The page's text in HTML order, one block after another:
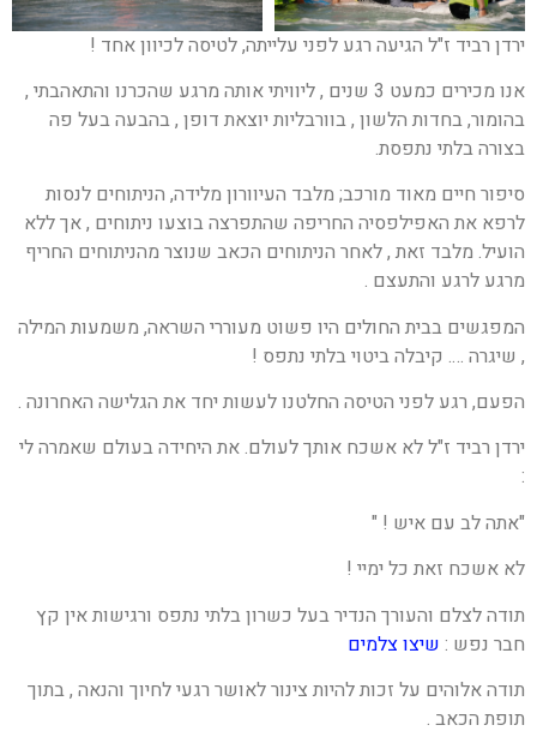
ירדן רביד ז"ל הגיעה רגע לפני עלייתה, לטיסה לכיוון אחד !
אנו מכירים כמעט 3 שנים , ליוויתי אותה מרגע שהכרנו והתאהבתי ,
בהומור, בחדות הלשון , בוורבליות יוצאת דופן , בהבעה בעל פה
בצורה בלתי נתפסת.
סיפור חיים מאוד מורכב; מלבד העיוורון מלידה, הניתוחים לנסות
לרפא את האפילפסיה החריפה שהתפרצה בוצעו ניתוחים , אך ללא
הועיל. מלבד זאת , לאחר הניתוחים הכאב שנוצר מהניתוחים החריף
מרגע לרגע והתעצם .
המפגשים בבית החולים היו פשוט מעוררי השראה, משמעות המילה
, שיגרה …. קיבלה ביטוי בלתי נתפס !
הפעם, רגע לפני הטיסה החלטנו לעשות יחד את הגלישה האחרונה .
ירדן רביד ז"ל לא אשכח אותך לעולם. את היחידה בעולם שאמרה לי
:
"אתה לב עם איש ! "
לא אשכח זאת כל ימיי !
תודה לצלם והעורך הנדיר בעל כשרון בלתי נתפס ורגישות אין קץ
חבר נפש : שיצו צלמים
תודה אלוהים על זכות להיות צינור לאושר רגעי לחיוך והנאה , בתוך
תופת הכאב .